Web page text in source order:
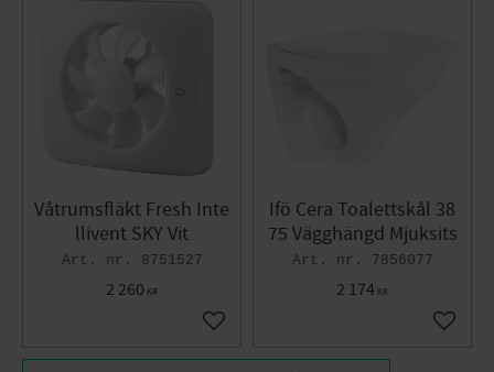
Våtrumsfläkt Fresh Inte
llivent SKY Vit
8751527
2 260 KR
Lägg till i favoriter
Ifö Cera Toalettskål 38
75 Vägghängd Mjuksits
7856077
2 174 KR
Lägg